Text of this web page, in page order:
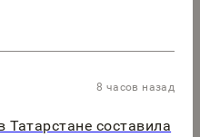
8 часов назад
составила